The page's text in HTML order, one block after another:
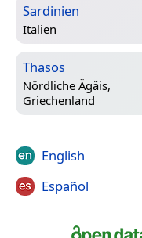
Sardinien
Italien
Thasos
Nördliche Ägäis,
Griechenland
English
Español